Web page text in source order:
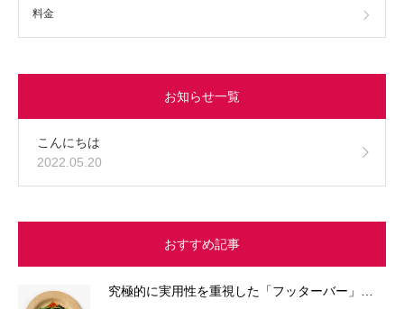
料金
お知らせ一覧
こんにちは
2022.05.20
おすすめ記事
究極的に実用性を重視した「フッターバー」…